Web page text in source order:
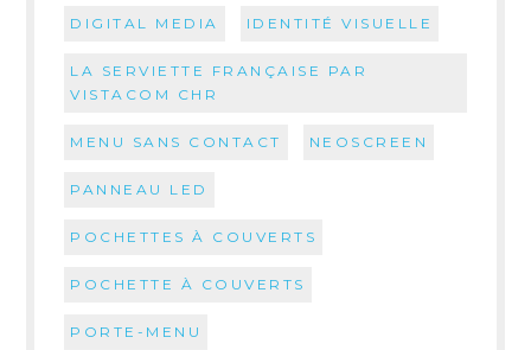
DIGITAL MEDIA IDENTITÉ VISUELLE
LA SERVIETTE FRANÇAISE PAR
VISTACOM CHR
MENU SANS CONTACT NEOSCREEN
PANNEAU LED
POCHETTES À COUVERTS
POCHETTE À COUVERTS
PORTE-MENU